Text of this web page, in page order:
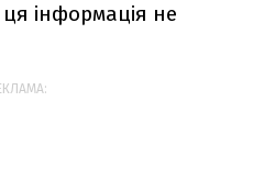
інформація не